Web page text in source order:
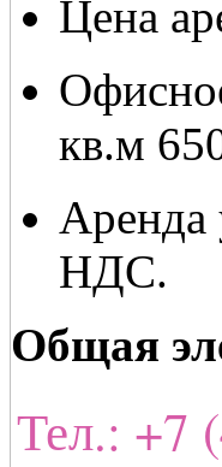
Цена
кв.м
Аренда
НДС.
Общая
Тел.: +7